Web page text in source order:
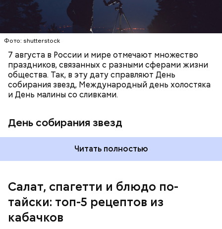
Фото: shutterstock
7 августа в России и мире отмечают множество
праздников, связанных с разными сферами жизни
общества. Так, в эту дату справляют День
собирания звезд, Международный день холостяка
и День малины со сливками.
День собирания звезд
Читать полностью
Салат, спагетти и блюдо по-
тайски: топ-5 рецептов из
кабачков
кабачок;
петрушка;
оливковое масло;